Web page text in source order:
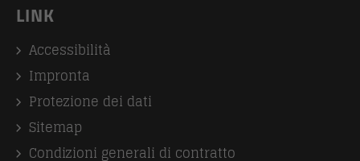
LINK
Accessibilità
Impronta
Protezione dei dati
Sitemap
Condizioni generali di contratto